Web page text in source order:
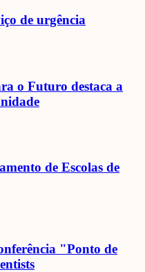
de urgência
o Futuro destaca a
de Escolas de
"Ponto de